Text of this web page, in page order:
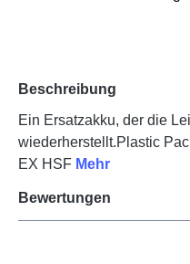
Beschreibung
Ein Ersatzakku, der die
wiederherstellt.Plastic
EX HSF Mehr
Bewertungen